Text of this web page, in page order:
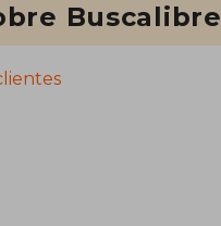
Buscalibre